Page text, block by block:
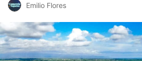
Emilio Flores